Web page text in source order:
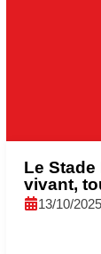
Le
vivant,
13/10/